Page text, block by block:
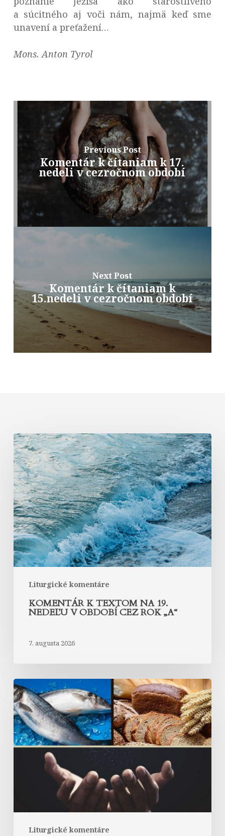
a súcitného aj voči nám, najmä keď sme
unavení a preťažení…
Mons. Anton Tyrol
Previous Post
Komentár k čítaniam k 17.
nedeli v cezročnom období
Next Post
Komentár k čítaniam k
15.nedeli v cezročnom období
Liturgické komentáre
Komentár
k
textom
na
19.
nedeľu
v
období
cez
rok
„A“
KOMENTÁR K TEXTOM NA 19.
NEDEĽU V OBDOBÍ CEZ ROK „A“
7. augusta 2026
Liturgické komentáre
Komentár
k
textom
na
18.
nedeľu
„A“